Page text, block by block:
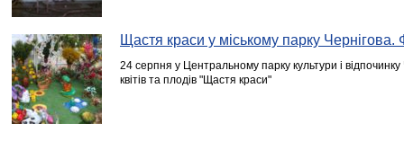
Щастя краси у міському парку
24 серпня у Центральному парку культури і відпочинку
квітів та плодів "Щастя краси"